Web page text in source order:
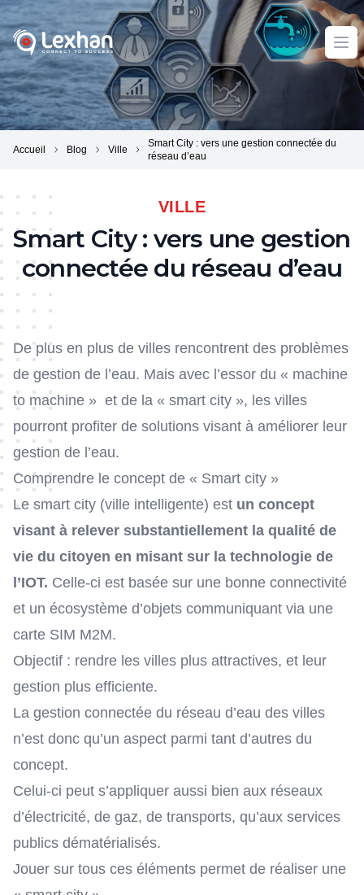
Lexhan
Accueil Blog Ville
Smart City : vers une gestion connectée du
réseau d’eau
VILLE
Smart City : vers une gestion
connectée du réseau d’eau
De plus en plus de villes rencontrent des problèmes
de gestion de l’eau. Mais avec l’essor du « machine
to machine » et de la « smart city », les villes
pourront profiter de solutions visant à améliorer leur
gestion de l’eau.
Comprendre le concept de « Smart city »
Le smart city (ville intelligente) est un concept
visant à relever substantiellement la qualité de
vie du citoyen en misant sur la technologie de
l’IOT. Celle-ci est basée sur une bonne connectivité
et un écosystème d’objets communiquant via une
carte SIM M2M.
Objectif : rendre les villes plus attractives, et leur
gestion plus efficiente.
La gestion connectée du réseau d’eau des villes
n’est donc qu’un aspect parmi tant d’autres du
concept.
Celui-ci peut s’appliquer aussi bien aux réseaux
d’électricité, de gaz, de transports, qu’aux services
publics dématérialisés.
Jouer sur tous ces éléments permet de réaliser une